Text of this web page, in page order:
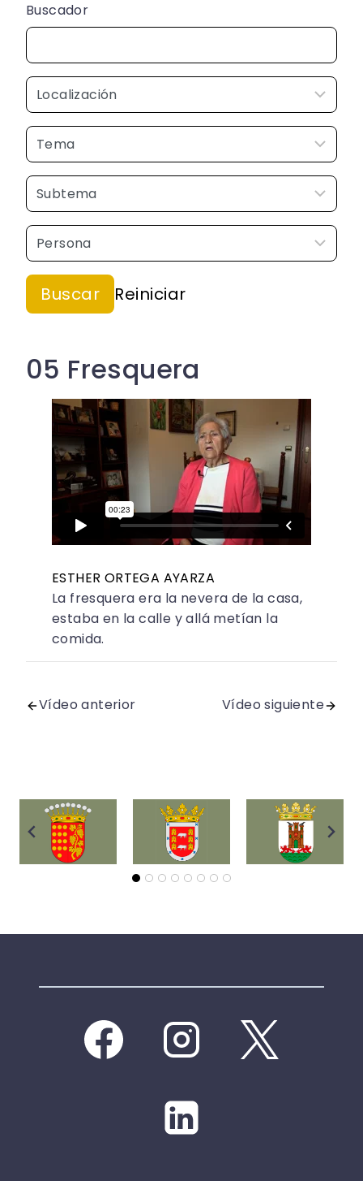
Buscador
05 Fresquera
ESTHER ORTEGA AYARZA
La fresquera era la nevera de la casa,
estaba en la calle y allá metían la
comida.
Vídeo anterior Vídeo siguiente